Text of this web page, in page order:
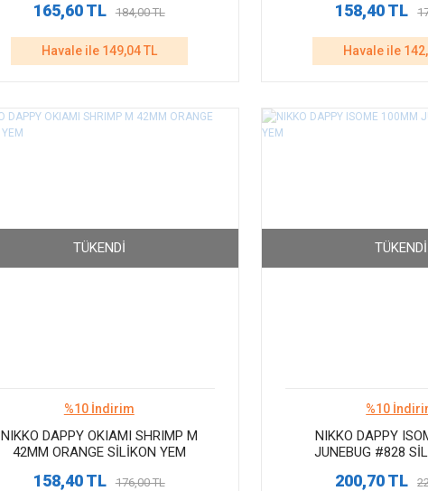
165,60 TL 184,00 TL
Havale ile 149,04 TL
158,40 TL
Havale ile
TÜKENDI
%10 İndirim
NIKKO DAPPY OKIAMI SHRIMP M
42MM ORANGE SİLİKON YEM
158,40 TL 176,00 TL
TÜKENDI
%10
NIKKO DAPPY
JUNEBUG #828
200,70 TL